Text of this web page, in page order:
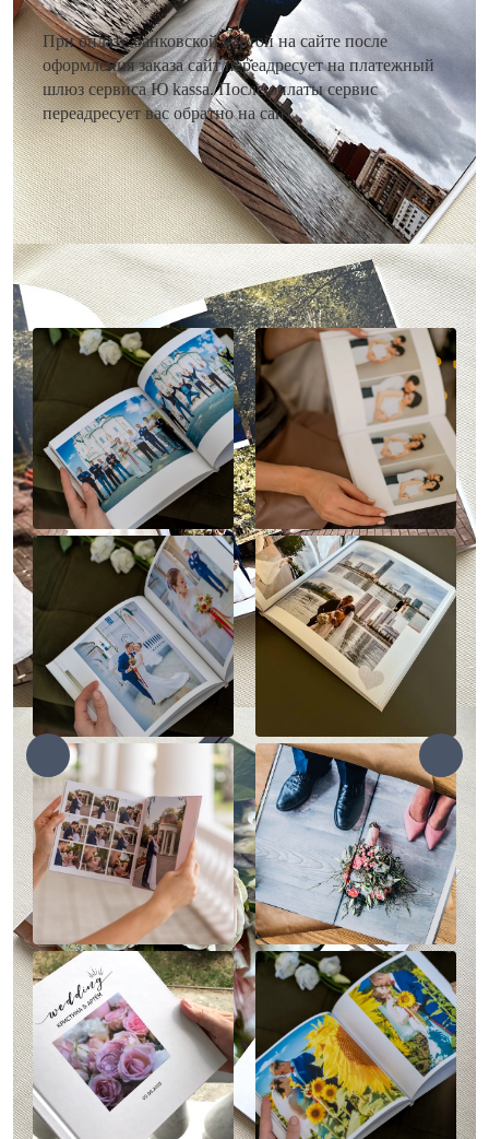
При оплате банковской картой на сайте после
оформления заказа сайт переадресует на платежный
шлюз сервиса Ю kassa. После оплаты сервис
переадресует вас обратно на сайт.
Наше портфолио